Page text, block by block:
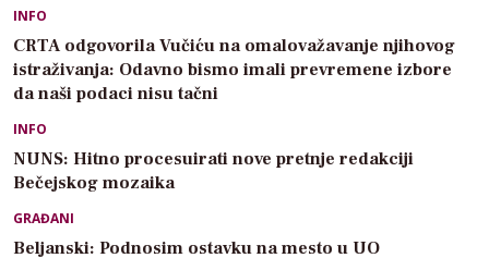
INFO
CRTA odgovorila Vučiću na omalovažavanje njihovog
istraživanja: Odavno bismo imali prevremene izbore
da naši podaci nisu tačni
INFO
NUNS: Hitno procesuirati nove pretnje redakciji
Bečejskog mozaika
GRAĐANI
Beljanski: Podnosim ostavku na mesto u UO